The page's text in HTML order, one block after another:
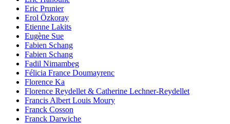
Eric Prunier
Erol Özkoray
Etienne Lakits
Eugène Sue
Fabien Schang
Fabien Schang
Fadil Nimambeg
Félicia France Doumayrenc
Florence Ka
Florence Reydellet & Catherine Lechner-Reydellet
Francis Albert Louis Moury
Franck Cosson
Franck Darwiche